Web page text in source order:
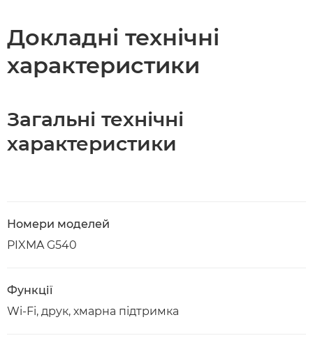
Докладні технічні
характеристики
Загальні технічні
характеристики
Номери моделей
PIXMA G540
Функції
Wi-Fi, друк, хмарна підтримка